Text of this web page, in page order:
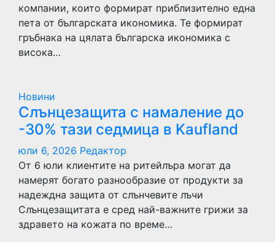
компании, които формират приблизително една
пета от българската икономика. Те формират
гръбнака на цялата българска икономика с
висока…
Новини
Слънцезащита с намаление до
-30% тази седмица в Kaufland
юли 6, 2026 Редактор
От 6 юли клиентите на ритейлъра могат да
намерят богато разнообразие от продукти за
надеждна защита от слънчевите лъчи
Слънцезащитата е сред най-важните грижи за
здравето на кожата по време…